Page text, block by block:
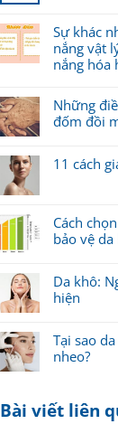
Sự khác
nắng vật
nắng hóa
Những
đốm đồi
11 cách
Cách
bảo vệ da
Da khô:
hiện
Tại sao
nheo?
Bài viết liên